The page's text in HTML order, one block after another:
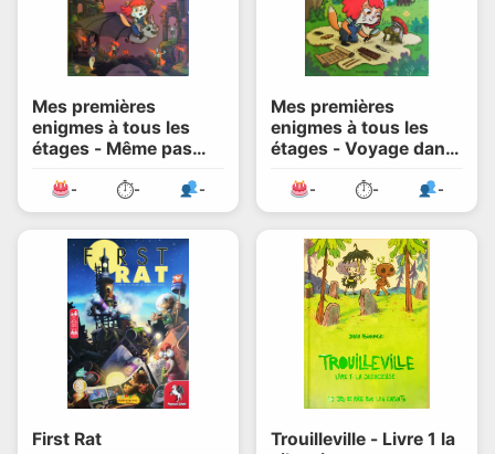
Mes premières
enigmes à tous les
étages - Même pas
- ⏱- -
Mes premières
enigmes à tous les
étages - Voyage dans
- ⏱- -
First Rat
Trouilleville - Livre 1 la